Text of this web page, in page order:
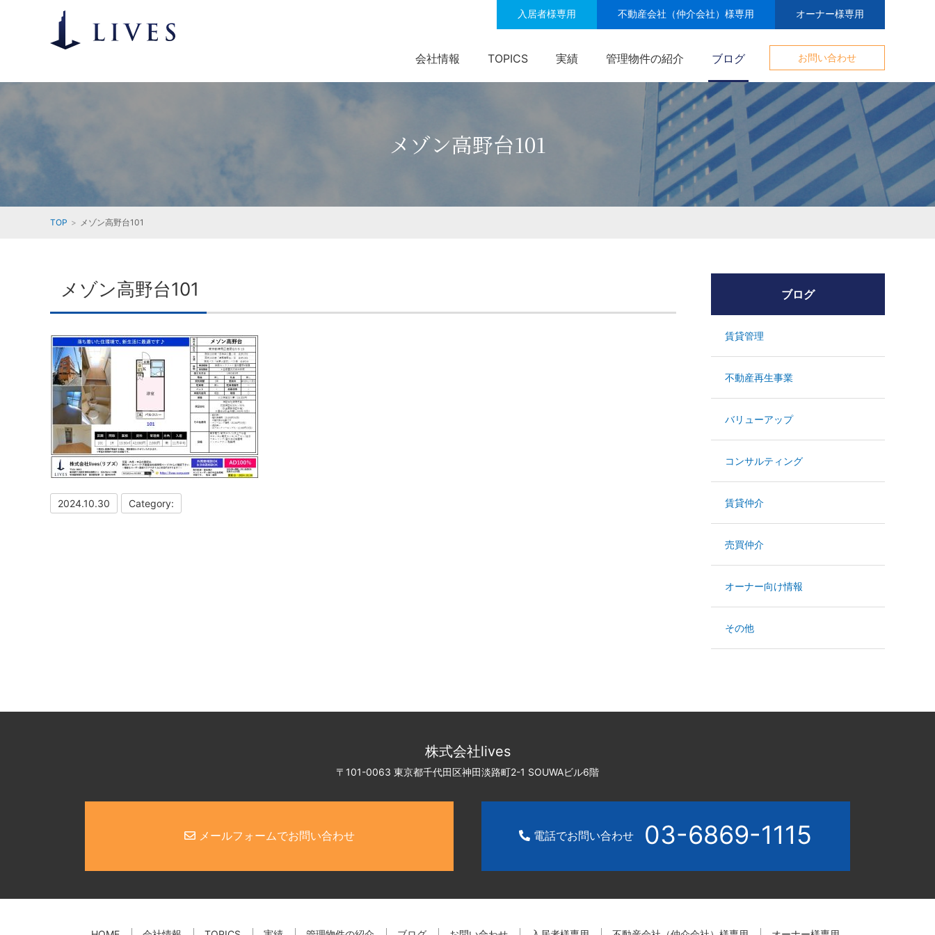
入居者様専用 不動産会社（仲介会社）様専用 オーナー様専用
会社情報 TOPICS 実績 管理物件の紹介 ブログ お問い合わせ
メゾン高野台101
TOP メゾン高野台101
メゾン高野台101
2024.10.30 Category:
ブログ
賃貸管理
不動産再生事業
バリューアップ
コンサルティング
賃貸仲介
売買仲介
オーナー向け情報
その他
株式会社lives
〒101-0063 東京都千代田区神田淡路町2-1 SOUWAビル6階
メールフォームでお問い合わせ 電話でお問い合わせ 03-6869-1115